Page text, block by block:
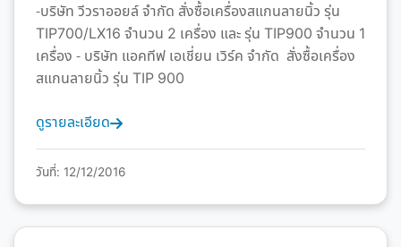
-บริษัท วีวราออยล์ จำกัด สั่งซื้อเครื่องสแกนลายนิ้ว รุ่น
TIP700/LX16 จำนวน 2 เครื่อง และ รุ่น TIP900 จำนวน 1
เครื่อง - บริษัท แอคทีฟ เอเชี่ยน เวิร์ค จำกัด สั่งซื้อเครื่อง
สแกนลายนิ้ว รุ่น TIP 900
ดูรายละเอียด
วันที่: 12/12/2016